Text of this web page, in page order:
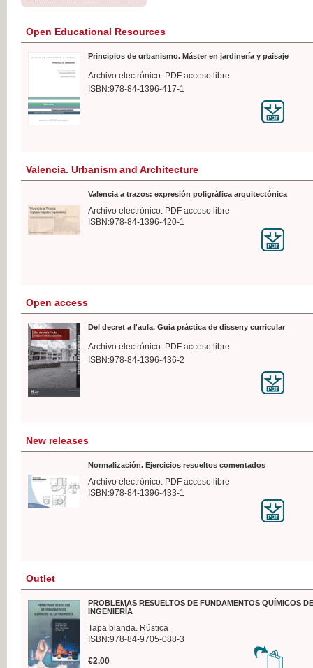
Open Educational Resources
Principios de urbanismo. Máster en jardinería y paisaje
Archivo electrónico. PDF acceso libre
ISBN:978-84-1396-417-1
Valencia. Urbanism and Architecture
Valencia a trazos: expresión poligráfica arquitectónica
Archivo electrónico. PDF acceso libre
ISBN:978-84-1396-420-1
Open access
Del decret a l'aula. Guia práctica de disseny curricular
Archivo electrónico. PDF acceso libre
ISBN:978-84-1396-436-2
New releases
Normalización. Ejercicios resueltos comentados
Archivo electrónico. PDF acceso libre
ISBN:978-84-1396-433-1
Outlet
PROBLEMAS RESUELTOS DE FUNDAMENTOS QUÍMICOS
INGENIERÍA
Tapa blanda. Rústica
ISBN:978-84-9705-088-3
€2.00